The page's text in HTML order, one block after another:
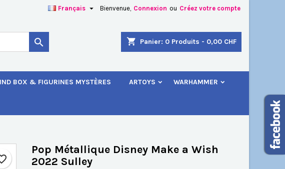
Bienvenue, Connexion ou Créez votre compte
Français 
shopping_cart Panier: 0 Produits - 0,00 CHF

BOX & FIGURINES MYSTÈRES ARTOYS WARHAMMER
Pop Métallique Disney Make a Wish
2022 Sulley
liste d'envies.
Connexion